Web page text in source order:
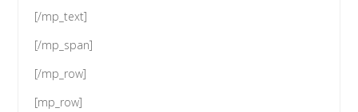
[/mp_text]
[/mp_span]
[/mp_row]
[mp_row]